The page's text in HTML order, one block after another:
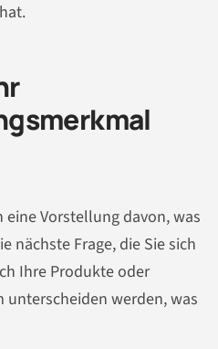
Vorstellung davon, was
nächste Frage, die Sie sich
Ihre Produkte oder
werden, was